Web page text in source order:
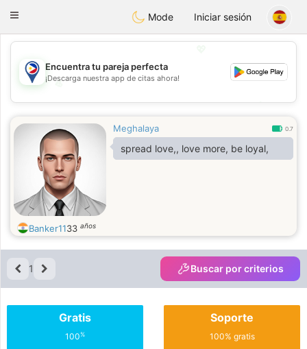
Philippines Chat
Toggle
Mode Iniciar sesión
💖
💕
Encuentra tu pareja perfecta
¡Descarga nuestra app de citas ahora!
Meghalaya 0.7
spread love,, love more, be loyal,
Banker1133 años
1 Buscar por criterios
Gratis
100%
Soporte
100% gratis